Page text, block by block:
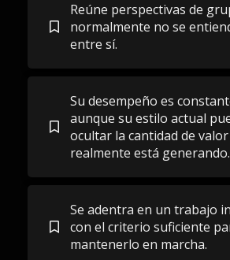
Reúne perspectivas de
normalmente no se
entre sí.
Su desempeño es
aunque su estilo actual
ocultar la cantidad de
realmente está generando.
Se adentra en un trabajo
con el criterio suficiente
mantenerlo en marcha.